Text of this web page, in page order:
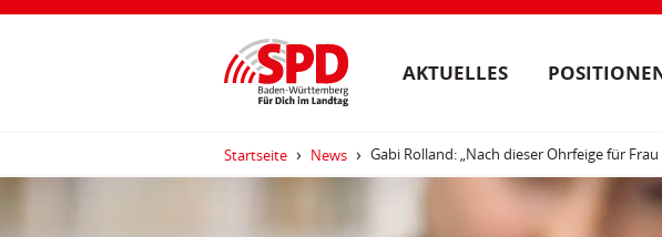
AKTUELLES
Startseite News Gabi Rolland: „Nach dieser Ohrfeige für